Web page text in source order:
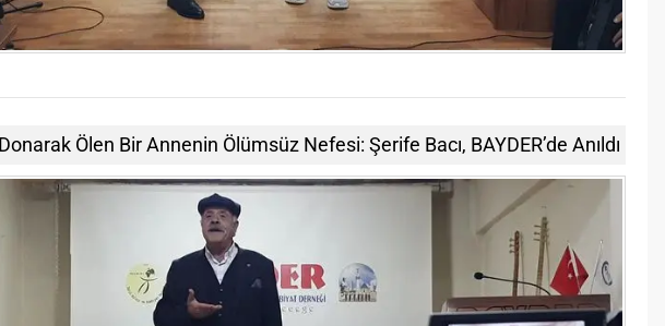
Donarak Ölen Bir Annenin Ölümsüz Nefesi: Şerife Bacı, BAYDER’de Anıldı